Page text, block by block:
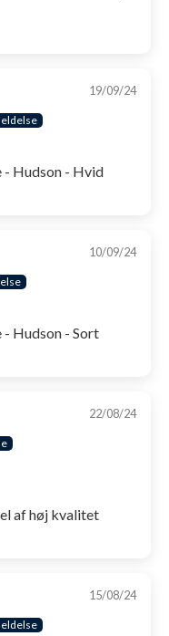
19/09/24
Hudson - Hvid
10/09/24
Hudson - Sort
22/08/24
af høj kvalitet
15/08/24